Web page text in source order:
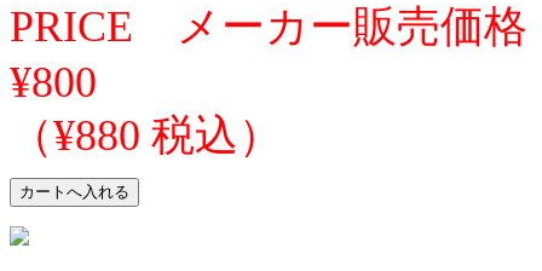
PRICE メーカー販売価格
¥800
（¥880 税込）